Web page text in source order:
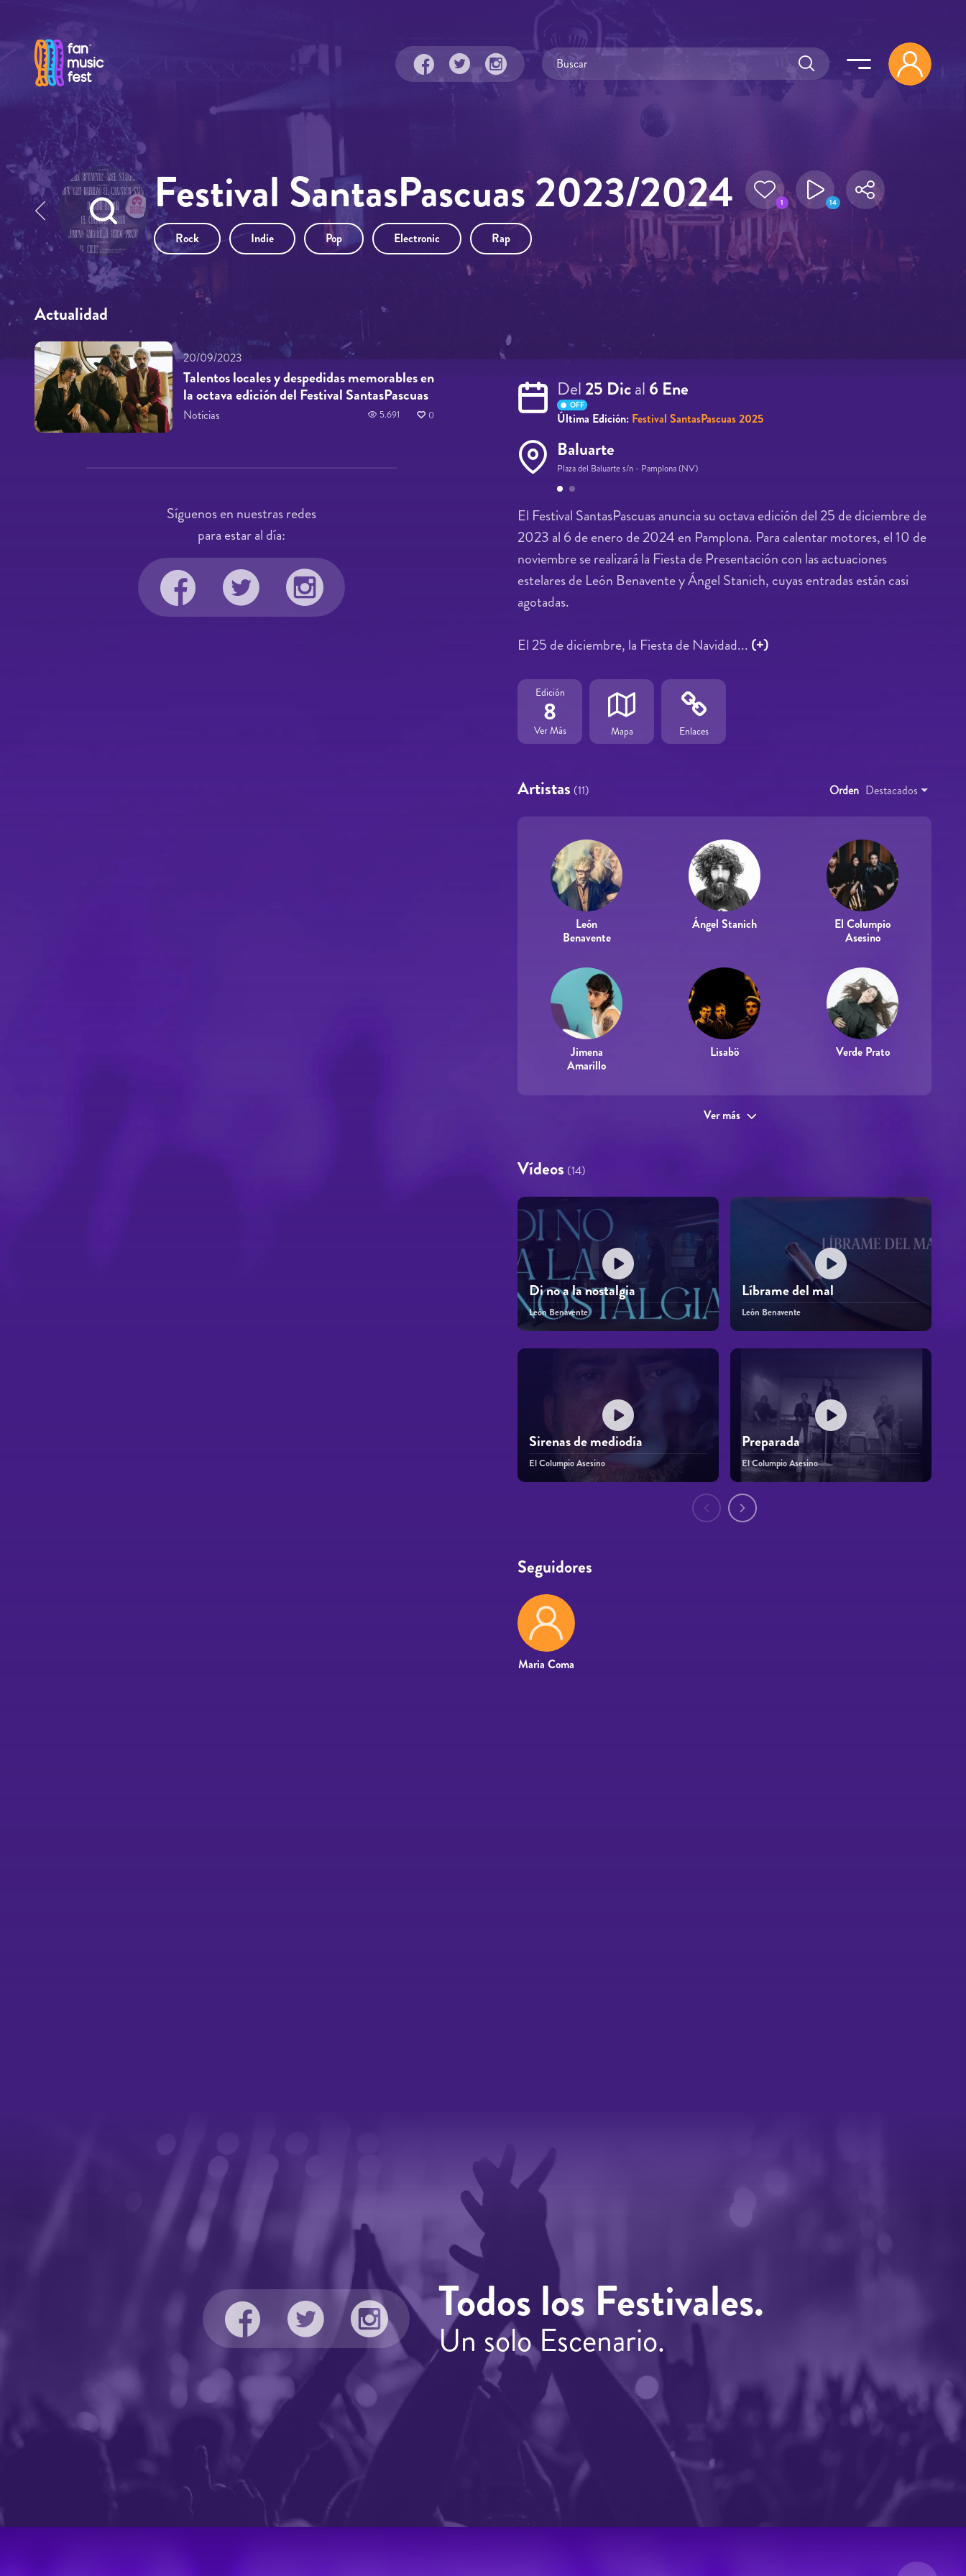
Festival SantasPascuas 2023/2024 1 14
Rock Indie Pop Electronic Rap
Del25 Dical 6 Ene
OFF
Última Edición: Festival SantasPascuas 2025
Baluarte
Plaza del Baluarte s/n - Pamplona (NV)
Páginas
El Festival SantasPascuas anuncia su octava edición del 25 de diciembre de
2023 al 6 de enero de 2024 en Pamplona. Para calentar motores, el 10 de
noviembre se realizará la Fiesta de Presentación con las actuaciones
estelares de León Benavente y Ángel Stanich, cuyas entradas están casi
agotadas.
El 25 de diciembre, la Fiesta de Navidad... (+)
Edición
8
Ver Más Mapa Enlaces
Artistas (11) Orden Destacados
León
Benavente
Ángel Stanich
El Columpio
Asesino
Jimena
Amarillo
Lisabö Verde Prato
Ver más
Vídeos (14)
Di no a la nostalgia
León Benavente
Líbrame del mal
León Benavente
Sirenas de mediodía
El Columpio Asesino
Preparada
El Columpio Asesino
Seguidores
Maria Coma
Actualidad
20/09/2023
Talentos locales y despedidas memorables en
la octava edición del Festival SantasPascuas
Noticias 5.691 0
Síguenos en nuestras redes
para estar al día:
Todos los Festivales.
Un solo Escenario.